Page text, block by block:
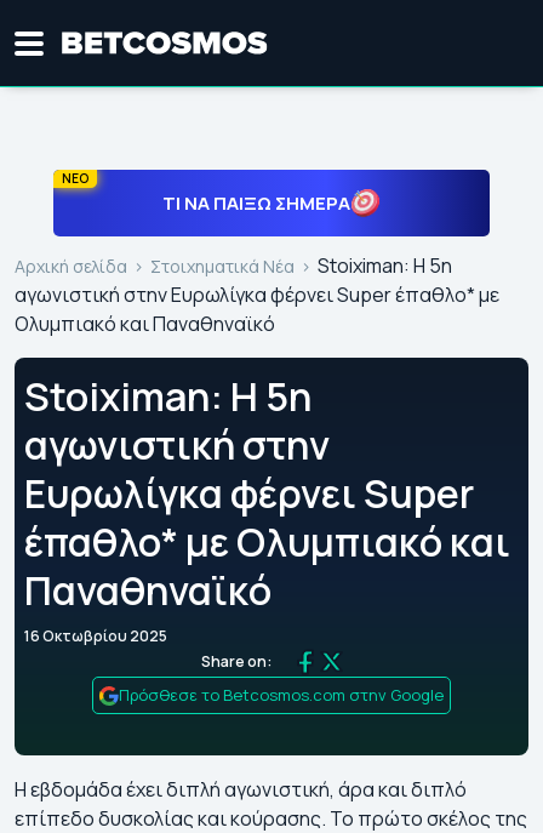
ΝΕΟ
ΤΙ ΝΑ ΠΑΊΞΩ ΣΉΜΕΡΑ
Αρχική σελίδα Στοιχηματικά Νέα
Stoiximan: Η 5η
αγωνιστική στην Ευρωλίγκα φέρνει Super έπαθλο* με
Ολυμπιακό και Παναθηναϊκό
Stoiximan: Η 5η
αγωνιστική στην
Ευρωλίγκα φέρνει Super
έπαθλο* με Ολυμπιακό και
Παναθηναϊκό
16 Οκτωβρίου 2025
Share on:
Πρόσθεσε το Betcosmos.com στην Google
Η εβδομάδα έχει διπλή αγωνιστική, άρα και διπλό
επίπεδο δυσκολίας και κούρασης. Το πρώτο σκέλος της